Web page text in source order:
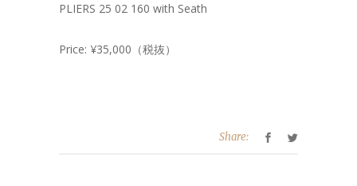
PLIERS 25 02 160 with Seath
Price: ¥35,000（税抜）
Share: